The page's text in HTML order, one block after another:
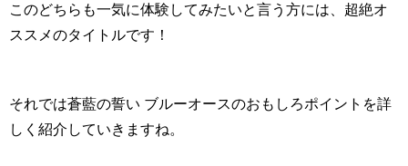
このどちらも一気に体験してみたいと言う方には、超絶オ
ススメのタイトルです！
それでは蒼藍の誓い ブルーオースのおもしろポイントを詳
しく紹介していきますね。